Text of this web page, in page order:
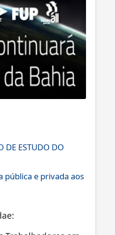
DE ESTUDO DO
pública e privada aos